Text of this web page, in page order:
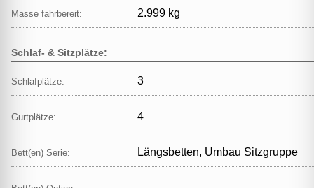
Masse fahrbereit: 2.999 kg
Schlaf- & Sitzplätze:
Schlafplätze: 3
Gurtplätze: 4
Bett(en) Serie: Längsbetten, Umbau Sitzgruppe